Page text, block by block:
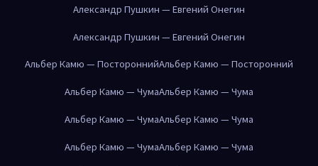
Александр Пушкин — Евгений Онегин
Александр Пушкин — Евгений Онегин
Альбер Камю — ПостороннийАльбер Камю — Посторонний
Альбер Камю — ЧумаАльбер Камю — Чума
Альбер Камю — ЧумаАльбер Камю — Чума
Альбер Камю — ЧумаАльбер Камю — Чума